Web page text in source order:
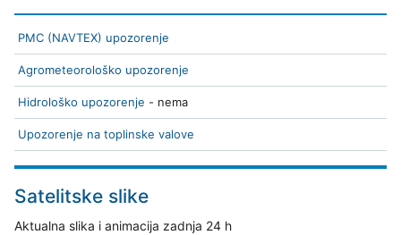
PMC (NAVTEX) upozorenje
Agrometeorološko upozorenje
Hidrološko upozorenje - nema
Upozorenje na toplinske valove
Satelitske slike
Aktualna slika i animacija zadnja 24 h